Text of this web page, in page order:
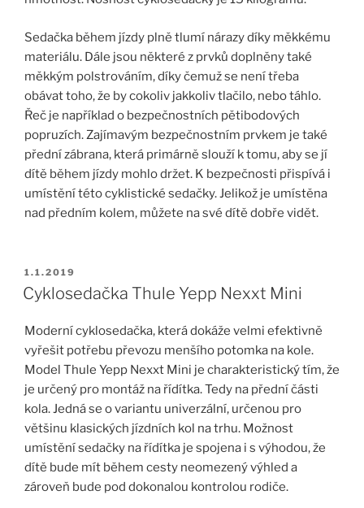
Sedačka během jízdy plně tlumí nárazy díky měkkému
materiálu. Dále jsou některé z prvků doplněny také
měkkým polstrováním, díky čemuž se není třeba
obávat toho, že by cokoliv jakkoliv tlačilo, nebo táhlo.
Řeč je například o bezpečnostních pětibodových
popruzích. Zajímavým bezpečnostním prvkem je také
přední zábrana, která primárně slouží k tomu, aby se jí
dítě během jízdy mohlo držet. K bezpečnosti přispívá i
umístění této cyklistické sedačky. Jelikož je umístěna
nad předním kolem, můžete na své dítě dobře vidět.
PUBLIKOVÁNO
1.1.2019
Cyklosedačka Thule Yepp Nexxt Mini
Moderní cyklosedačka, která dokáže velmi efektivně
vyřešit potřebu převozu menšího potomka na kole.
Model Thule Yepp Nexxt Mini je charakteristický tím, že
je určený pro montáž na řídítka. Tedy na přední části
kola. Jedná se o variantu univerzální, určenou pro
většinu klasických jízdních kol na trhu. Možnost
umístění sedačky na řídítka je spojena i s výhodou, že
dítě bude mít během cesty neomezený výhled a
zároveň bude pod dokonalou kontrolou rodiče.